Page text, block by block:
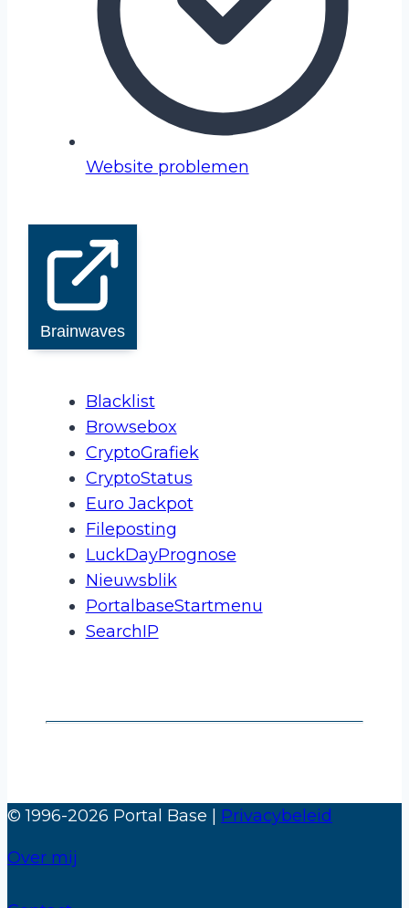
Website problemen
Brainwaves
Blacklist
Browsebox
CryptoGrafiek
CryptoStatus
Euro Jackpot
Fileposting
LuckDayPrognose
Nieuwsblik
PortalbaseStartmenu
SearchIP
© 1996-2026 Portal Base | Privacybeleid
Over mij